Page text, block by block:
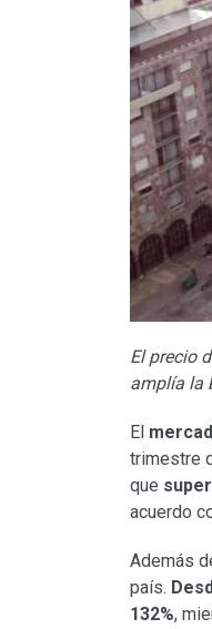
El precio
amplía la
El
trimestre
que
acuerdo
Además
país.
132%,